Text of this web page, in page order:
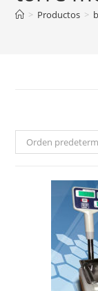
> Productos >
Orden